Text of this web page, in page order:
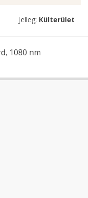
Jelleg: Külterület
1080 nm